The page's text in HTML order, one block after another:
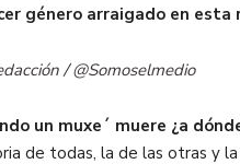
género arraigado en esta
/@Somoselmedio
un muxe´ muere ¿a
todas, la de las otras y la